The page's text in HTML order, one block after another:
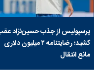
پرسپولیس از جذب حسین‌نژاد
کشید؛ رضایتنامه ۲ میلیون دلاری
مانع انتقال